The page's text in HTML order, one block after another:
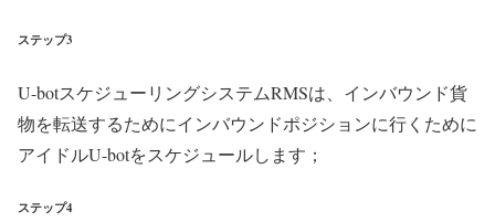
ステップ3
U-botスケジューリングシステムRMSは、インバウンド貨
物を転送するためにインバウンドポジションに行くために
アイドルU-botをスケジュールします；
ステップ4